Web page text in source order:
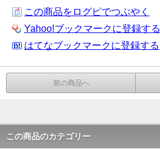
この商品をログピでつぶやく
Yahoo!ブックマークに登録する
はてなブックマークに登録する
前の商品へ
この商品のカテゴリー